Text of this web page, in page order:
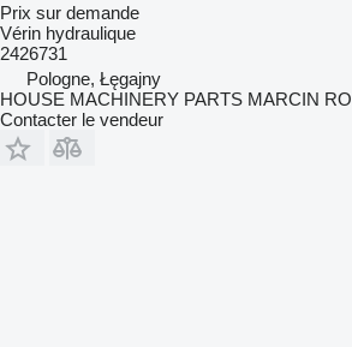
Prix sur demande
Vérin hydraulique
2426731
Pologne, Łęgajny
HOUSE MACHINERY PARTS MARCIN
Contacter le vendeur